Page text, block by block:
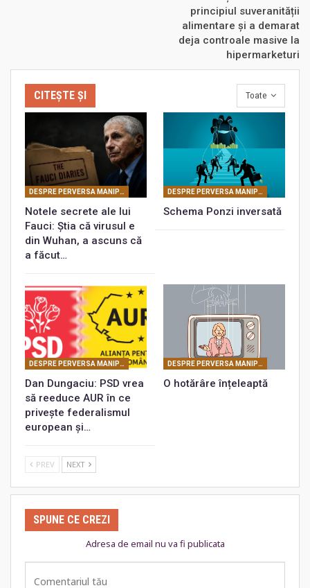
principiul suveranității
alimentare și a demarat
deja controale masive la
hipermarketuri
Toate
CITEȘTE ȘI
DESPRE PERVERSA MANIPULARE MASONICĂ
Notele secrete ale lui
Fauci: Știa că virusul e
din Wuhan, a ascuns că
a făcut…
DESPRE PERVERSA MANIPULARE MASONICĂ
Schema Ponzi inversată
DESPRE PERVERSA MANIPULARE MASONICĂ
Dan Dungaciu: PSD vrea
să reeduce AUR în ce
privește federalismul
european și…
DESPRE PERVERSA MANIPULARE MASONICĂ
O hotărâre înțeleaptă
PREV NEXT
SPUNE CE CREZI
Adresa de email nu va fi publicata